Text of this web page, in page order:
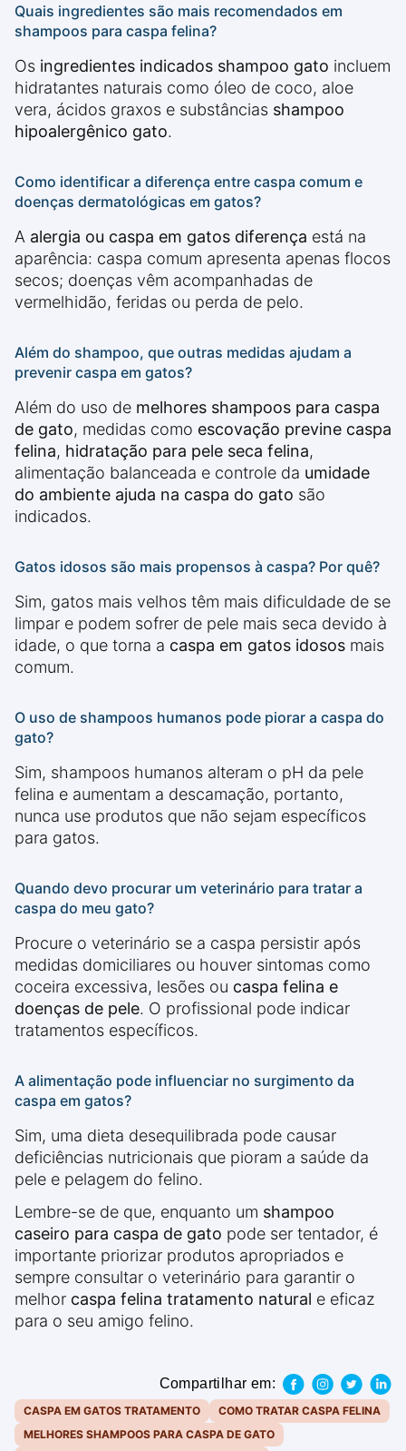
Quais ingredientes são mais recomendados em
shampoos para caspa felina?
Os ingredientes indicados shampoo gato incluem
hidratantes naturais como óleo de coco, aloe
vera, ácidos graxos e substâncias shampoo
hipoalergênico gato.
Como identificar a diferença entre caspa comum e
doenças dermatológicas em gatos?
A alergia ou caspa em gatos diferença está na
aparência: caspa comum apresenta apenas flocos
secos; doenças vêm acompanhadas de
vermelhidão, feridas ou perda de pelo.
Além do shampoo, que outras medidas ajudam a
prevenir caspa em gatos?
Além do uso de melhores shampoos para caspa
de gato, medidas como escovação previne caspa
felina, hidratação para pele seca felina,
alimentação balanceada e controle da umidade
do ambiente ajuda na caspa do gato são
indicados.
Gatos idosos são mais propensos à caspa? Por quê?
Sim, gatos mais velhos têm mais dificuldade de se
limpar e podem sofrer de pele mais seca devido à
idade, o que torna a caspa em gatos idosos mais
comum.
O uso de shampoos humanos pode piorar a caspa do
gato?
Sim, shampoos humanos alteram o pH da pele
felina e aumentam a descamação, portanto,
nunca use produtos que não sejam específicos
para gatos.
Quando devo procurar um veterinário para tratar a
caspa do meu gato?
Procure o veterinário se a caspa persistir após
medidas domiciliares ou houver sintomas como
coceira excessiva, lesões ou caspa felina e
doenças de pele. O profissional pode indicar
tratamentos específicos.
A alimentação pode influenciar no surgimento da
caspa em gatos?
Sim, uma dieta desequilibrada pode causar
deficiências nutricionais que pioram a saúde da
pele e pelagem do felino.
Lembre-se de que, enquanto um shampoo
caseiro para caspa de gato pode ser tentador, é
importante priorizar produtos apropriados e
sempre consultar o veterinário para garantir o
melhor caspa felina tratamento natural e eficaz
para o seu amigo felino.
Compartilhar em:
CASPA EM GATOS TRATAMENTO
COMO TRATAR CASPA FELINA
MELHORES SHAMPOOS PARA CASPA DE GATO